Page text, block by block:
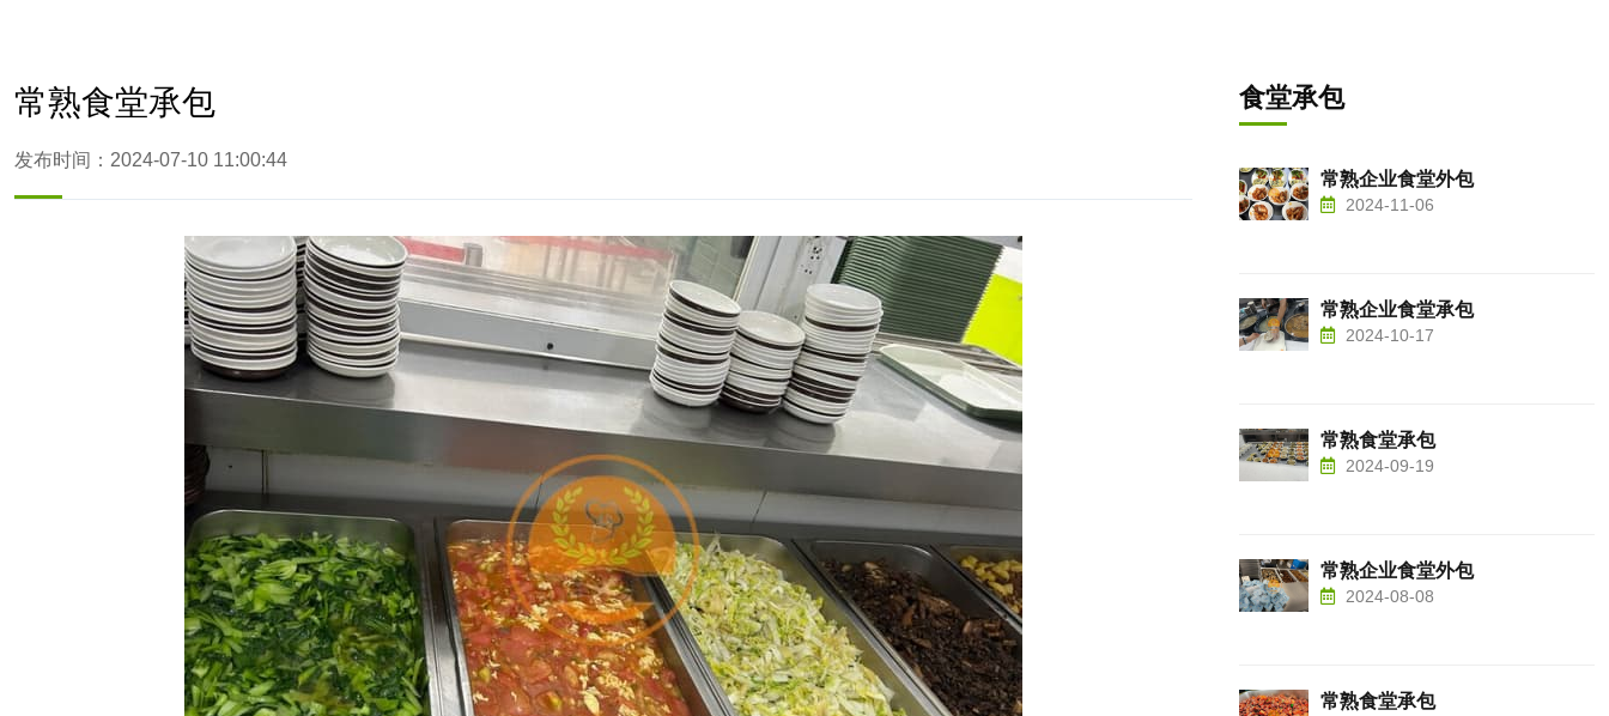
常熟食堂承包
发布时间：2024-07-10 11:00:44
食堂承包
常熟企业食堂外包
2024-11-06
常熟企业食堂承包
2024-10-17
常熟食堂承包
2024-09-19
常熟企业食堂外包
2024-08-08
常熟食堂承包